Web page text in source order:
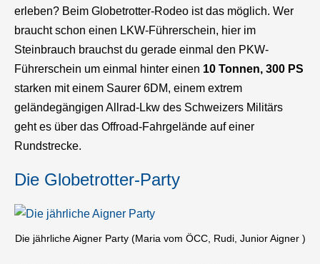
erleben? Beim Globetrotter-Rodeo ist das möglich. Wer
braucht schon einen LKW-Führerschein, hier im
Steinbrauch brauchst du gerade einmal den PKW-
Führerschein um einmal hinter einen 10 Tonnen, 300 PS
starken mit einem Saurer 6DM, einem extrem
geländegängigen Allrad-Lkw des Schweizers Militärs
geht es über das Offroad-Fahrgelände auf einer
Rundstrecke.
Die Globetrotter-Party
Die jährliche Aigner Party (Maria vom ÖCC, Rudi, Junior Aigner )